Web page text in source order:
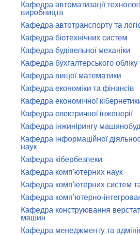
Кафедра автоматизації
виробництв
Кафедра автотранспорту та
Кафедра біотехнічних систем
Кафедра будівельної механіки
Кафедра бухгалтерського обліку
Кафедра вищої математики
Кафедра економіки та фінансів
Кафедра економічної
Кафедра електричної інженерії
Кафедра інжинірингу
Кафедра інформаційної
наук
Кафедра кібербезпеки
Кафедра комп'ютерних наук
Кафедра комп'ютерних систем
Кафедра комп’ютерно-
Кафедра конструювання
машин
Кафедра менеджменту та